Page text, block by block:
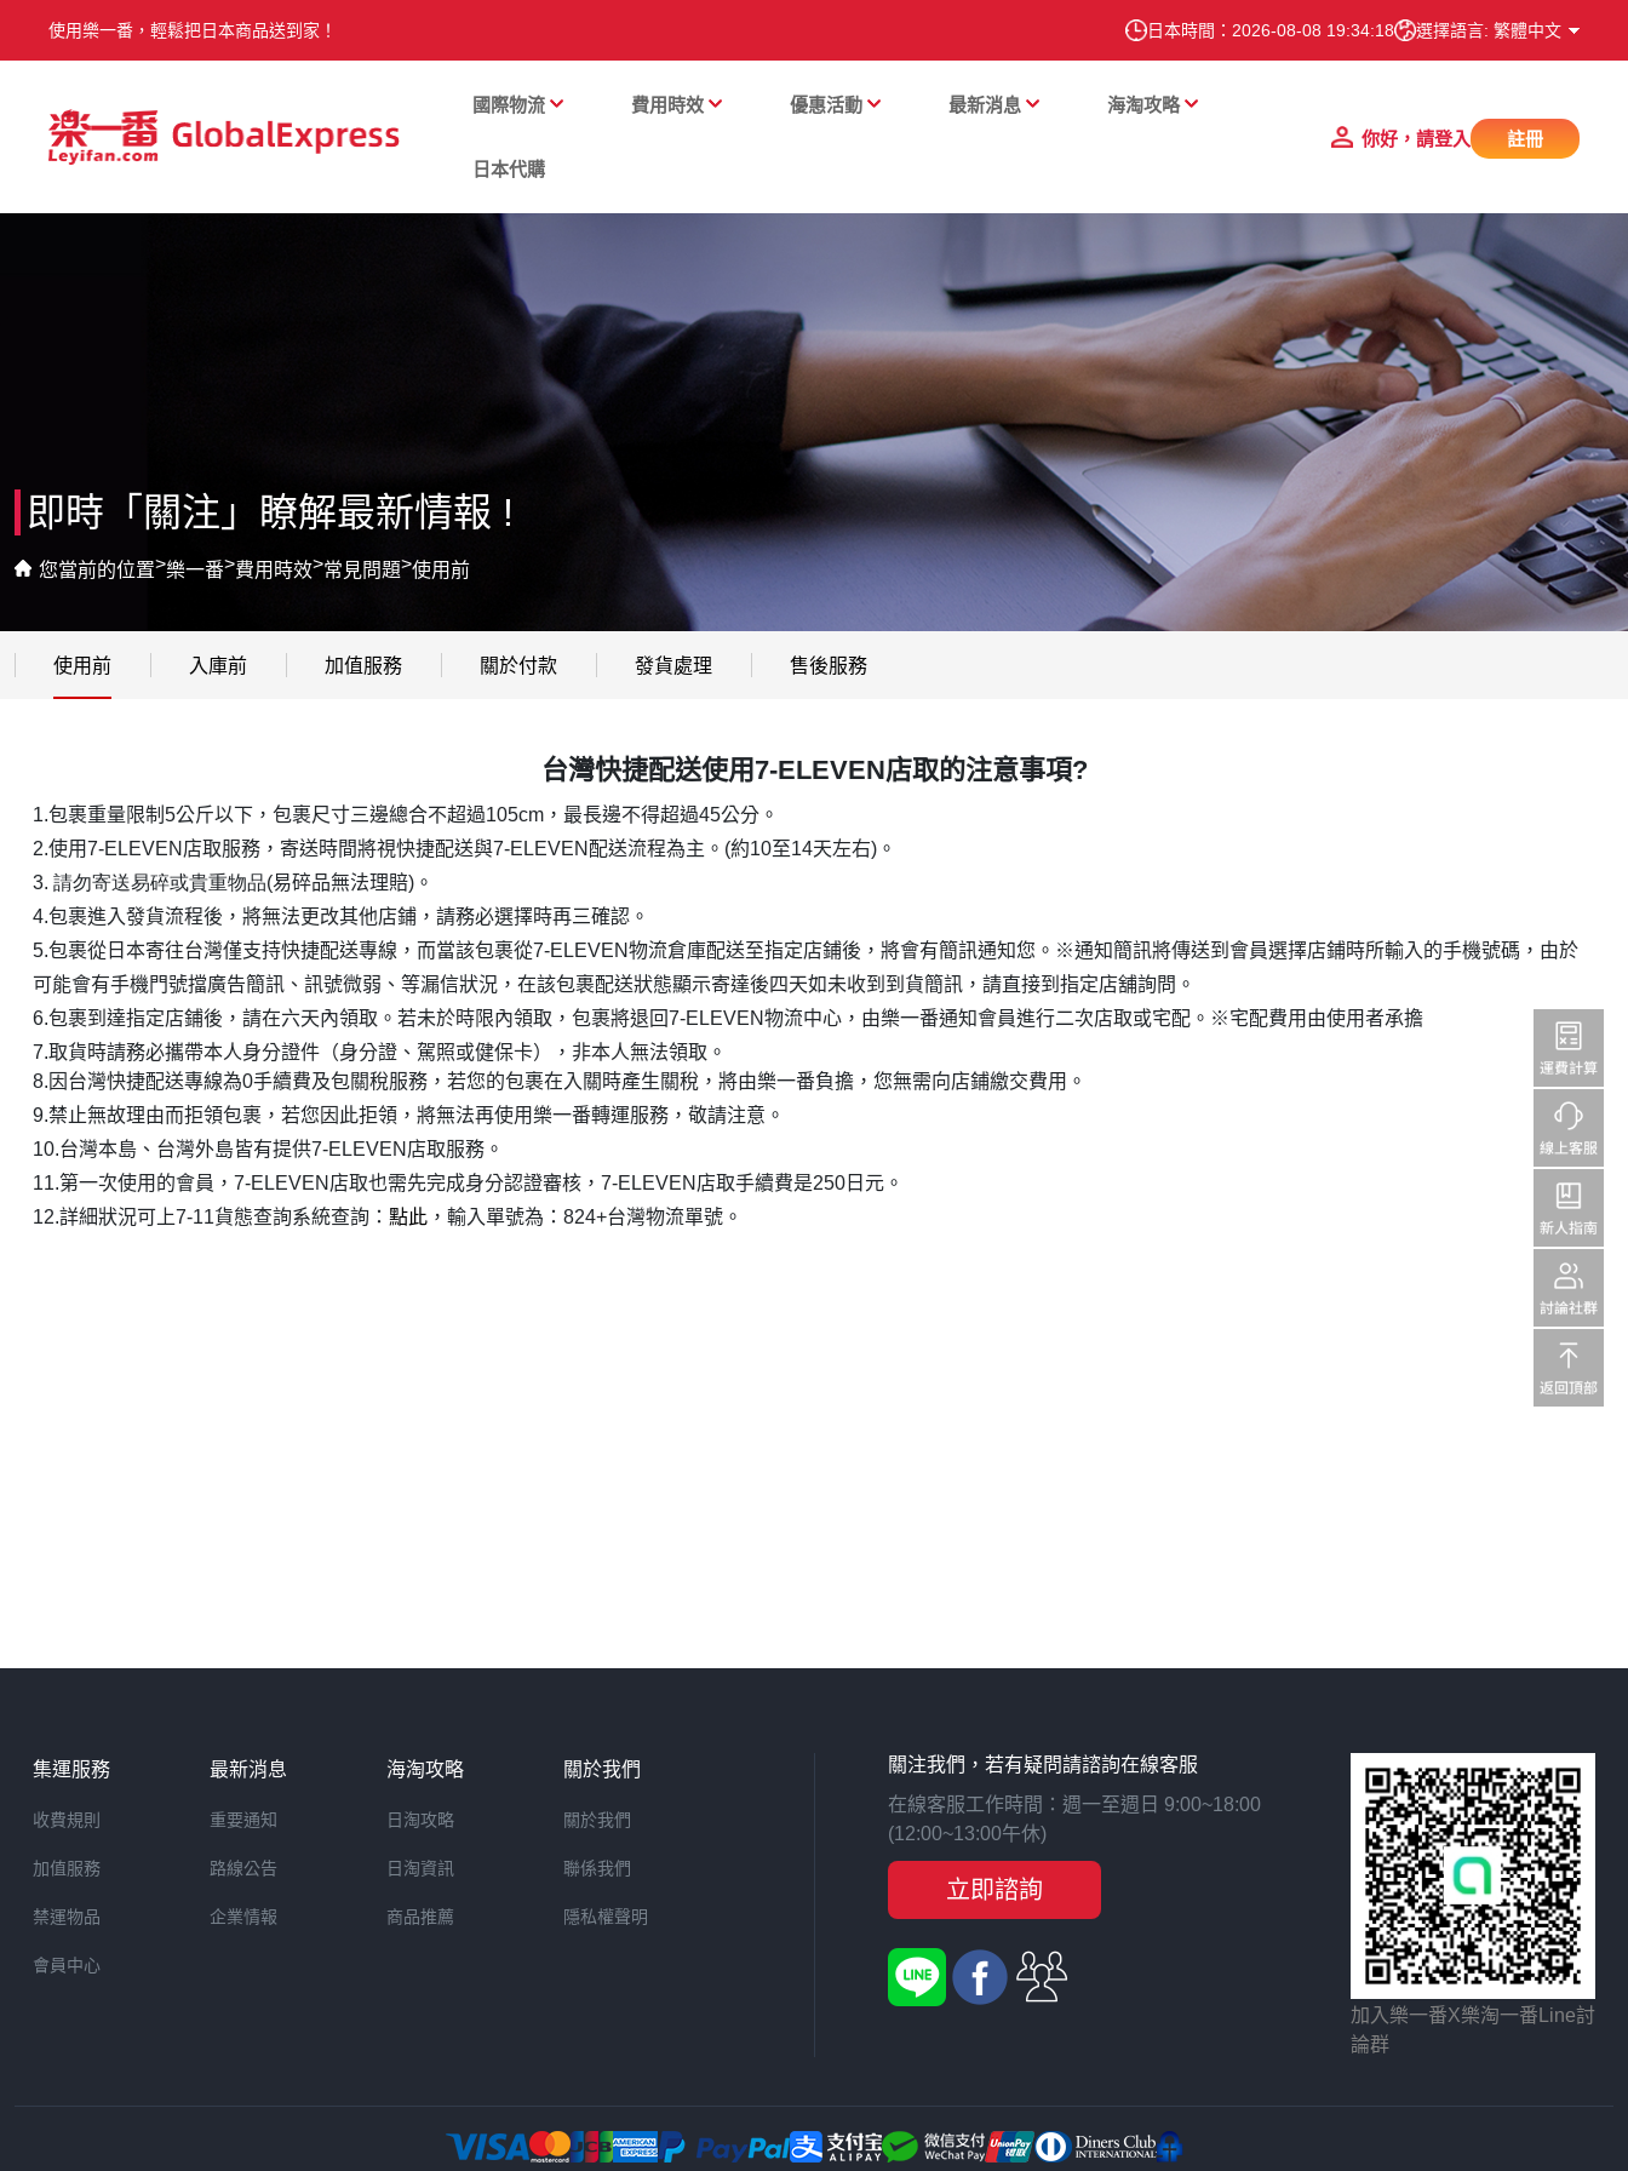
使用樂一番，輕鬆把日本商品送到家！ 日本時間： 2026-08-08 19:34:18 選擇語言: 繁體中文
國際物流 費用時效 優惠活動 最新消息 海淘攻略
日本代購
你好，請登入 註冊
即時「關注」瞭解最新情報 !
您當前的位置>樂一番>費用時效>常見問題>使用前
使用前 入庫前 加值服務 關於付款 發貨處理 售後服務
台灣快捷配送使用7-ELEVEN店取的注意事項?
1.包裹重量限制5公斤以下，包裹尺寸三邊總合不超過105cm，最長邊不得超過45公分。
2.使用 7-ELEVEN 店取服務，寄送時間將視快捷配送與7-ELEVEN 配送流程為主。(約10至14天左右)。
3. 請勿寄送易碎或貴重物品(易碎品無法理賠) 。
4.包裹進入發貨流程後，將無法更改其他店鋪，請務必選擇時再三確認。
5.包裹從日本寄往台灣僅支持快捷配送專線 ，而當該包裹從7-ELEVEN物流倉庫配送至指定店鋪後，將會有簡訊通知您。※通知簡訊將傳送到會員選擇店鋪時所輸入的手機號碼，由於
可能會有手機門號擋廣告簡訊、訊號微弱、等漏信狀況，在該包裹配送狀態顯示寄達後四天如未收到到貨簡訊，請直接到指定店舖詢問。
6.包裹到達指定店鋪後，請在六天內領取。若未於時限內領取，包裹將退回 7-ELEVEN物流中心，由樂一番通知會員進行二次店取或宅配。※宅配費用由使用者承擔
7.取貨時請務必攜帶本人身分證件（身分證、駕照或健保卡），非本人無法領取。
8.因台灣快捷配送專線為0手續費及包關稅服務，若您的包裹在入關時產生關稅，將由樂一番負擔，您無需向店鋪繳交費用。
9.禁止無故理由而拒領包裹，若您因此拒領，將無法再使用樂一番轉運服務，敬請注意。
10.台灣本島、台灣外島皆有提供7-ELEVEN店取服務。
11.第一次使用的會員，7-ELEVEN店取也需先完成身分認證審核，7-ELEVEN店取手續費是250日元。
12.詳細狀況可上7-11貨態查詢系統查詢： 點此 ，輸入單號為：824+台灣物流單號。
集運服務
收費規則
加值服務
禁運物品
會員中心
最新消息
重要通知
路線公告
企業情報
海淘攻略
日淘攻略
日淘資訊
商品推薦
關於我們
關於我們
聯係我們
隱私權聲明
關注我們，若有疑問請諮詢在線客服
在線客服工作時間：週一至週日 9:00~18:00
(12:00~13:00午休)
立即諮詢
加入樂一番X樂淘一番Line討
論群